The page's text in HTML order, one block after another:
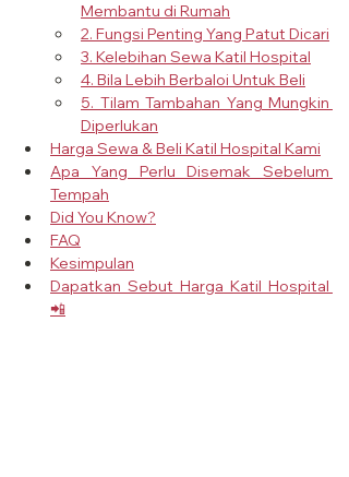
Membantu di Rumah
2. Fungsi Penting Yang Patut Dicari
3. Kelebihan Sewa Katil Hospital
4. Bila Lebih Berbaloi Untuk Beli
5. Tilam Tambahan Yang Mungkin
Diperlukan
Harga Sewa & Beli Katil Hospital Kami
Apa Yang Perlu Disemak Sebelum
Tempah
Did You Know?
FAQ
Kesimpulan
Dapatkan Sebut Harga Katil Hospital
📲